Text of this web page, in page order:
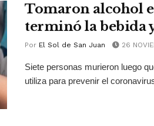
Tomaron alcohol
terminó la bebida
Por El Sol de San Juan 26
Siete personas murieron luego
utiliza para prevenir el